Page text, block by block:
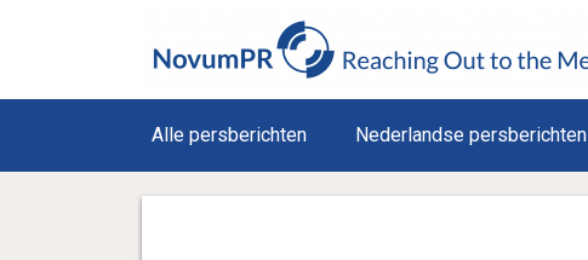
Alle persberichten Nederlandse persberichten